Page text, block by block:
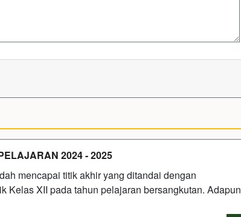
2024 - 2025
mencapai titik akhir yang ditandai dengan
Kelas XII pada tahun pelajaran bersangkutan. Adapun